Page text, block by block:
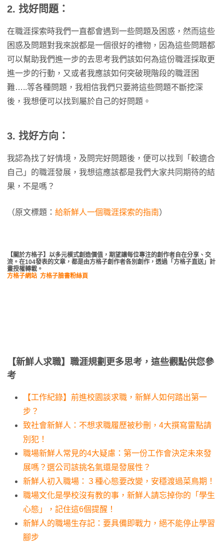
2. 找好問題：
在職涯探索時我們一直都會遇到一些問題及困惑，然而這些
困惑及問題對我來說都是一個很好的禮物，因為這些問題都
可以幫助我們進一步的去思考我們該如何為這份職涯採取更
進一步的行動，又或者我應該如何突破現階段的職涯困
難…..等各種問題，我相信我們只要將這些問題不斷挖深
後，我想便可以找到屬於自己的好問題。
3. 找好方向：
我認為找了好情境，及問完好問題後，便可以找到「較適合
自己」的職涯發展，我想這應該都是我們大家共同期待的結
果，不是嗎？
（原文標題： 給新鮮人一個職涯探索的指南）
【關於方格子】以多元模式創造價值，期望讓每位專注的創作者自在分享、交
流。在104發表的文章，都是由方格子創作者各別創作，透過「方格子直送」計
畫授權轉載。
方格子網站 方格子臉書粉絲頁
【新鮮人求職】職涯規劃更多思考，這些觀點供您參
考
【工作紀錄】前進校園談求職，新鮮人如何踏出第一
步？
致社會新鮮人：不想求職履歷被秒刪，4大撰寫雷點請
別犯！
職場新鮮人常見的4大疑慮：第一份工作會決定未來發
展嗎？選公司該挑名氣還是發展性？
新鮮人初入職場：３種心態要改變，安穩渡過菜鳥期！
職場文化是學校沒有教的事，新鮮人請忘掉你的「學生
心態」，記住這6個提醒！
新鮮人的職場生存記：要具備即戰力，絕不能停止學習
腳步